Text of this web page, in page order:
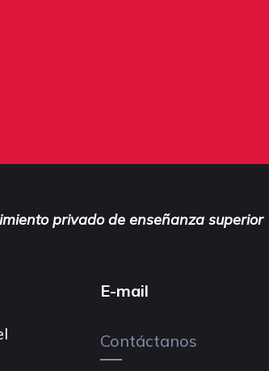
privado de enseñanza superior
E-mail
Contáctanos